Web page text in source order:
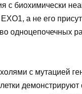
с биохимически
а не его
одноцепочечных
с мутацией